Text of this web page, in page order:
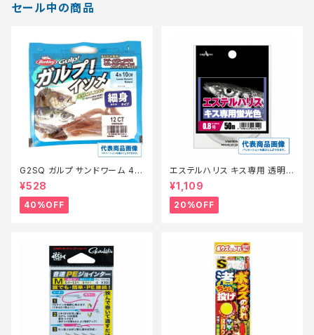
セール中の商品
G2SQ ガルプ サンドワーム 4イ
ンチ イソメ細身青イソメ(Cam
o)【特価餌】【40】
¥528
40%OFF
エステルハリス キス専用 透明 5
0m 0.6
¥1,109
20%OFF